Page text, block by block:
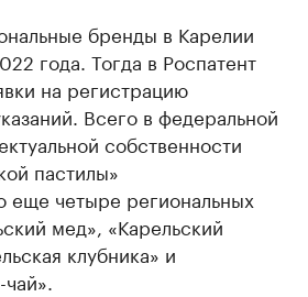
бренды в Карелии
года. Тогда в Роспатент
на регистрацию
Всего в федеральной
собственности
пастилы»
еще четыре региональных
мед», «Карельский
клубника» и